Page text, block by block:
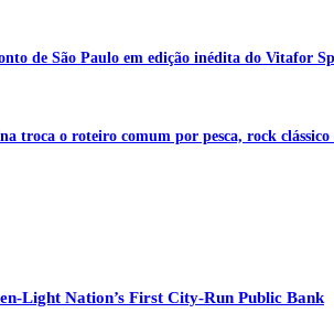
de São Paulo em edição inédita do Vitafor
troca o roteiro comum por pesca, rock clássico
Light Nation’s First City-Run Public Bank